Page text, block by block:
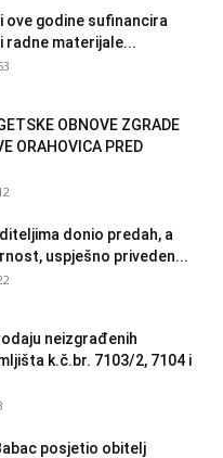
ove godine sufinancira
radne materijale...
OBNOVE ZGRADE
ORAHOVICA PRED
donio predah, a
uspješno priveden...
neizgrađenih
k.č.br. 7103/2, 7104 i
posjetio obitelj